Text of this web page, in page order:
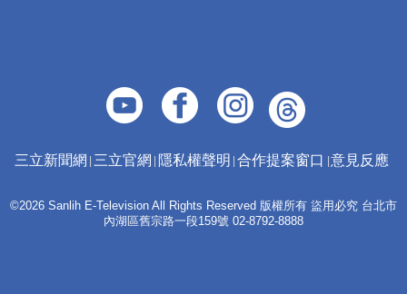
三立新聞網 三立官網 隱私權聲明 合作提案窗口 意見反應
©2026 Sanlih E-Television All Rights Reserved 版權所有 盜用必究 台北市
內湖區舊宗路一段159號 02-8792-8888